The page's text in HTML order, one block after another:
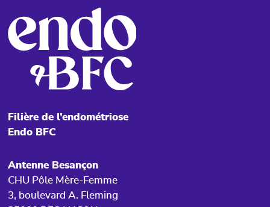
Filière de l’endométriose
Endo BFC
Antenne Besançon
CHU Pôle Mère-Femme
3, boulevard A. Fleming